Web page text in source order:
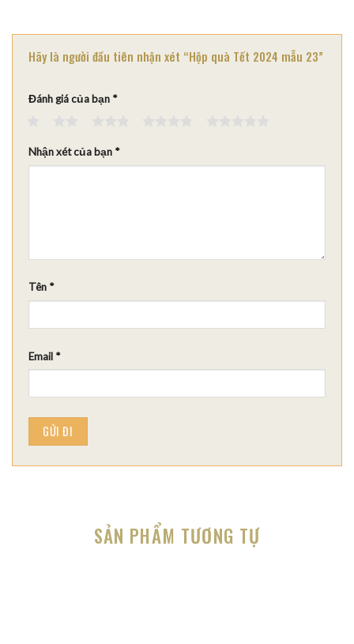
Hãy là người đầu tiên nhận xét “Hộp quà Tết 2024 mẫu 23”
Đánh giá của bạn *
Nhận xét của bạn *
Tên *
Email *
SẢN PHẨM TƯƠNG TỰ